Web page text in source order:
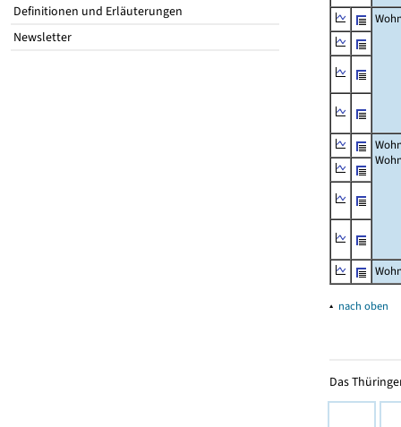
Definitionen und Erläuterungen
Newsletter
▴ nach oben
Das